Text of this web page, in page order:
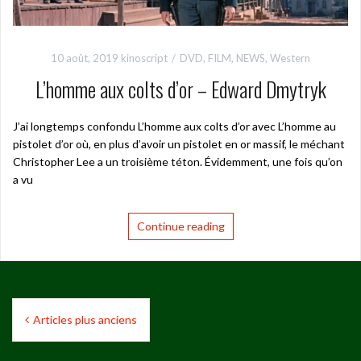
10 août, 2019 kinoscript DVD, FILM, NEWS, Western
L’homme aux colts d’or – Edward Dmytryk
J’ai longtemps confondu L’homme aux colts d’or avec L’homme au
pistolet d’or où, en plus d’avoir un pistolet en or massif, le méchant
Christopher Lee a un troisième téton. Évidemment, une fois qu’on
a vu
Continue reading
Navigation
desArticles plus anciens